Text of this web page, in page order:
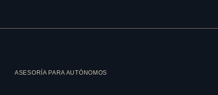
ASESORÍA PARA AUTÓNOMOS